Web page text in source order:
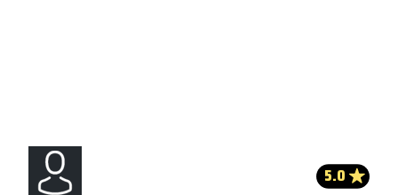
5.0